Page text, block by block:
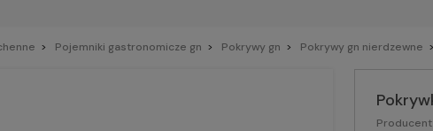
Pojemniki gastronomicze gn Pokrywy gn Pokrywy gn nierdzewne
Producent: